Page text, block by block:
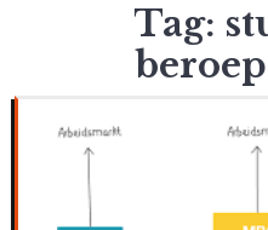
Tag: